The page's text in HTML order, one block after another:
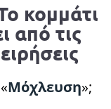
κομμάτι
από τις
Μόχλευση»;